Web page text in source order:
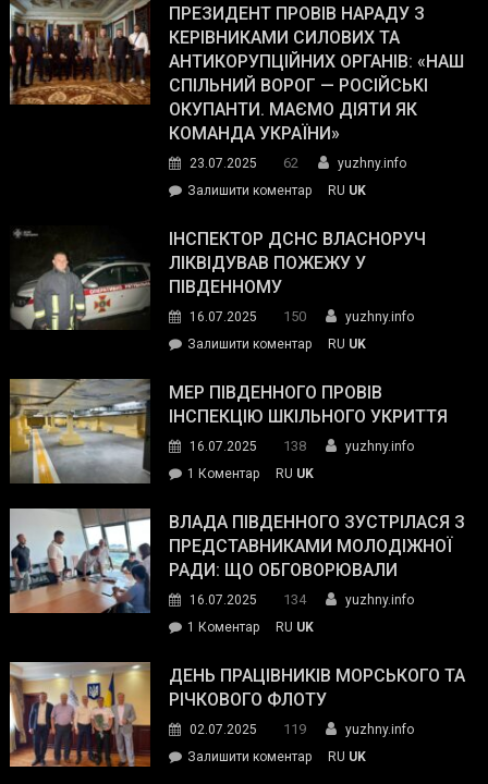
Street
Journal.
Південному
працівникам
ОПЗ
з
матеріального
резерву
гуманітарну
допомогу
ПРЕЗИДЕНТ ПРОВІВ НАРАДУ З
КЕРІВНИКАМИ СИЛОВИХ ТА
АНТИКОРУПЦІЙНИХ ОРГАНІВ: «НАШ
СПІЛЬНИЙ ВОРОГ — РОСІЙСЬКІ
ОКУПАНТИ. МАЄМО ДІЯТИ ЯК
КОМАНДА УКРАЇНИ»
23.07.2025 62
yuzhny.info
Залишити коментарon
провів
нараду
силових
та
органів:
«Наш
спільний
окупанти.
Маємо
діяти
команда
RU UK
ІНСПЕКТОР ДСНС ВЛАСНОРУЧ
ЛІКВІДУВАВ ПОЖЕЖУ У
ПІВДЕННОМУ
16.07.2025 150
yuzhny.info
Залишити коментарon
ДСНС
власноруч
пожежу
у
RU UK
МЕР ПІВДЕННОГО ПРОВІВ
ІНСПЕКЦІЮ ШКІЛЬНОГО УКРИТТЯ
16.07.2025 138
yuzhny.info
1 Коментардо
Південного
провів
інспекцію
укриття
RU UK
ВЛАДА ПІВДЕННОГО ЗУСТРІЛАСЯ З
ПРЕДСТАВНИКАМИ МОЛОДІЖНОЇ
РАДИ: ЩО ОБГОВОРЮВАЛИ
16.07.2025 134
yuzhny.info
1 Коментардо
Південного
зустрілася
представниками
молодіжної
RU UK
ДЕНЬ ПРАЦІВНИКІВ МОРСЬКОГО ТА
РІЧКОВОГО ФЛОТУ
02.07.2025 119
yuzhny.info
Залишити коментарon
RU UK